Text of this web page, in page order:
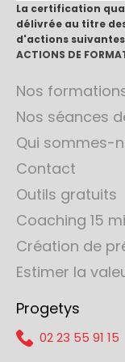
La certification
délivrée au titre
d'actions suivantes
ACTIONS DE
Nos
Nos séances
Qui sommes-
Contact
Outils gratuits
Coaching 15
Création de
Estimer la
Progetys
02 23 55 91 15